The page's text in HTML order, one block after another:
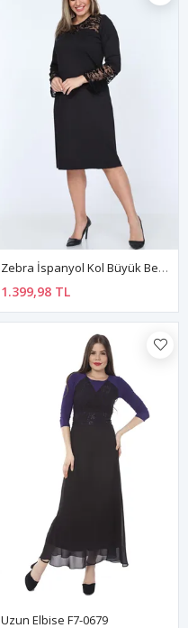
Zebra İspanyol Kol Büyük Beden Elbise 19C-0748
1.399,98 TL
Uzun Elbise F7-0679